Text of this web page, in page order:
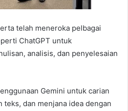
telah meneroka pelbagai
ChatGPT untuk
analisis, dan penyelesaian
Gemini untuk carian
teks, dan menjana idea dengan